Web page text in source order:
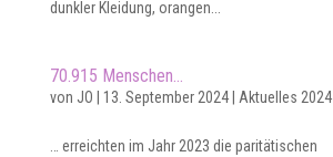
dunkler Kleidung, orangen...
70.915 Menschen…
von JO 13. September 2024| Aktuelles 2024
… erreichten im Jahr 2023 die paritätischen